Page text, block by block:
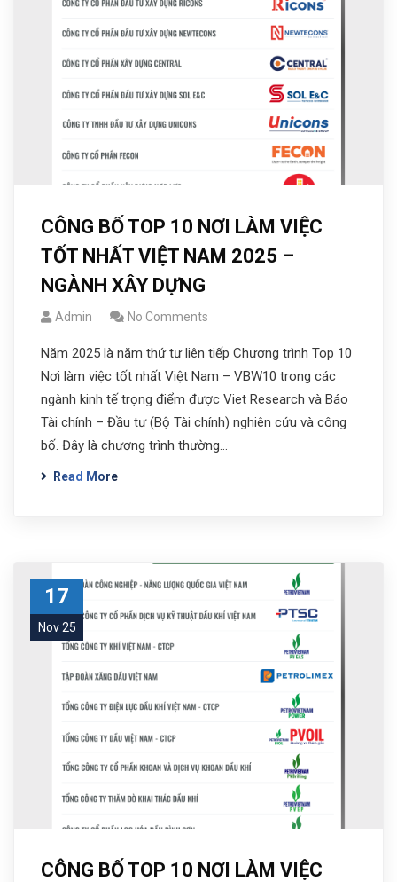
CÔNG BỐ TOP 10 NƠI LÀM VIỆC
TỐT NHẤT VIỆT NAM 2025 –
NGÀNH XÂY DỰNG
Admin No Comments
Năm 2025 là năm thứ tư liên tiếp Chương trình Top 10
Nơi làm việc tốt nhất Việt Nam – VBW10 trong các
ngành kinh tế trọng điểm được Viet Research và Báo
Tài chính – Đầu tư (Bộ Tài chính) nghiên cứu và công
bố. Đây là chương trình thường…
Read More
17
Nov 25
CÔNG BỐ TOP 10 NƠI LÀM VIỆC